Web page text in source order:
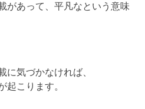
があって、平凡なという意味
に気づかなければ、
起こります。